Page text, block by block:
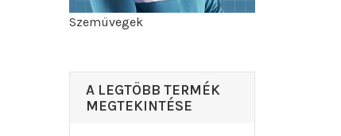
Szemüvegek
A LEGTÖBB TERMÉK
MEGTEKINTÉSE